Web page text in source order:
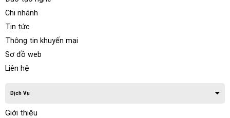
mềm thông minh cung cấp nhiều tiện ích bản đồ cập nhật
giao diện bản đồ 3D, ảnh thực tế tại giao lộ, cảnh báo giới
hạn tốc độ, cảnh báo chệch làn đường, cảnh báo biển báo
giao thông…
Chi nhánh
Tin tức
Thông tin khuyến mại
Sơ đồ web
Liên hệ
Dịch Vụ
Giới thiệu